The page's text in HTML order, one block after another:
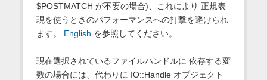
$POSTMATCH が不要の場合)、これにより 正規表
現を使うときのパフォーマンスへの打撃を避けられ
ます。 English を参照してください。
現在選択されているファイルハンドルに 依存する変
数の場合には、代わりに IO::Handle オブジェクト